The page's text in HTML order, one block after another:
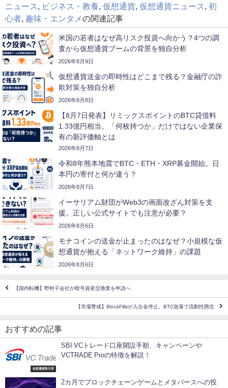
ニュース ビジネス・教養 仮想通貨 仮想通貨ニュース
初
心者 趣味・エンタメの関連記事
米国の若者はなぜ高リスク投資へ向かう？4つの調
査から仮想通貨ブームの背景を独自分析
2026年8月9日
仮想通貨送金の即時性はどこまで残る？金融庁の詐
欺対策を独自分析
2026年8月8日
【8月7日発表】リミックスポイントのBTC貸借料
1.33億円相当。「何枚持つか」だけではない企業保
有の新評価軸とは
2026年8月7日
令和8年熊本地震でBTC・ETH・XRP募金開始。日
本円の寄付と何が違う？
2026年8月7日
イーサリアム財団がWeb3の画面改ざん対策を支
援。正しい公式サイトでも注意が必要？
2026年8月6日
モナコインの送金が止まったのはなぜ？小規模な仮
想通貨が抱える「ネットワーク維持」の課題
2026年8月6日
【国内転機】野村子会社が暗号資産交換業を申請へ
【市場警戒】BlockFillsが入出金停止。BTC急落で流動性懸念
おすすめの記事
仮想通貨取引所
SBI VCトレード口座開設手順、キャンペーンや
VCTRADE Proの特徴を解説！
2カ月でブロックチェーンゲームとメタバースへの投